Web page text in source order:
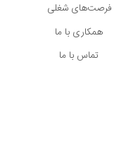
فرصت‌های شغلی
همکاری با ما
تماس با ما